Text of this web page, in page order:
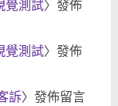
覺測試〉發佈
覺測試〉發佈
訴〉發佈留言